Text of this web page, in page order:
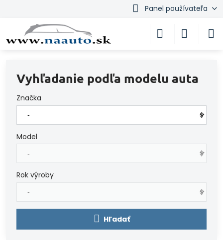
Panel používateľa
Vyhľadanie podľa modelu auta
Značka
Model
Rok výroby
Hľadať